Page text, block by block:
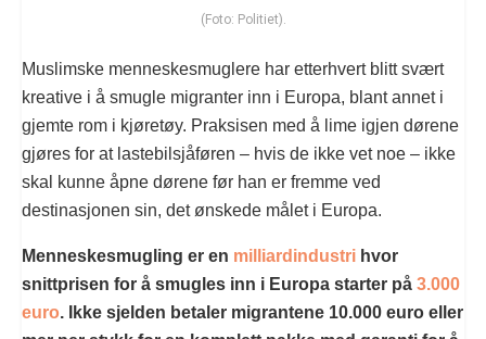
(Foto: Politiet).
Muslimske menneskesmuglere har etterhvert blitt svært
kreative i å smugle migranter inn i Europa, blant annet i
gjemte rom i kjøretøy. Praksisen med å lime igjen dørene
gjøres for at lastebilsjåføren – hvis de ikke vet noe – ikke
skal kunne åpne dørene før han er fremme ved
destinasjonen sin, det ønskede målet i Europa.
Menneskesmugling er en milliardindustri hvor
snittprisen for å smugles inn i Europa starter på 3.000
euro. Ikke sjelden betaler migrantene 10.000 euro eller